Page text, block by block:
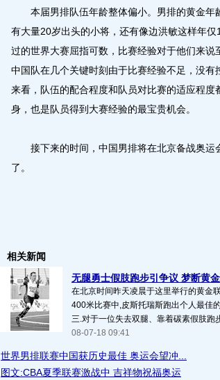
本届男排队伍年龄整体偏小。男排的黄金年
有大量20岁出头的小将，还有像边洪敏这样年
过的世界大赛屈指可数，比赛经验对于他们来说
中国队在几个关键时刻由于比赛经验不足，没
来看，队伍的配合程度和队员对比赛的适应程
身，也是队员得到大赛经验的最宝贵机会。
接下来的时间，中国男排将在北京备战奥运
了。
相关新闻
无腿勇士假肢跑步引争议 梦断黄
在北京时间昨天凌晨于这里举行的黄金
400米比赛中,皮斯托瑞斯跑出个人最佳
三.对于一位失去双腿、靠着碳素假肢跑
08-07-18 09:41
世界男排联赛中国获历史最佳 奥运会望冲...
图文:CBA夏季联赛激战中 吉祥物祝福奥运